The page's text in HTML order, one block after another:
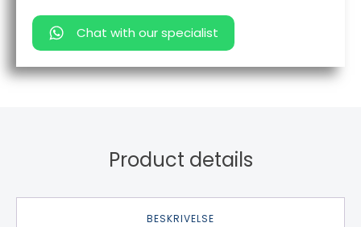
Chat with our specialist
Product details
BESKRIVELSE